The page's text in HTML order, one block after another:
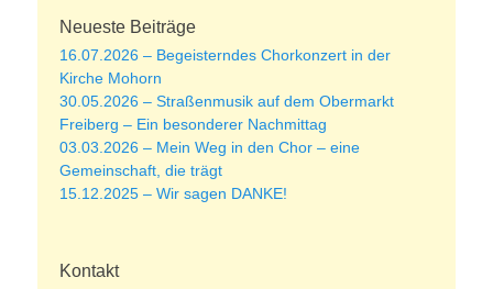
Neueste Beiträge
16.07.2026 – Begeisterndes Chorkonzert in der
Kirche Mohorn
30.05.2026 – Straßenmusik auf dem Obermarkt
Freiberg – Ein besonderer Nachmittag
03.03.2026 – Mein Weg in den Chor – eine
Gemeinschaft, die trägt
15.12.2025 – Wir sagen DANKE!
Kontakt